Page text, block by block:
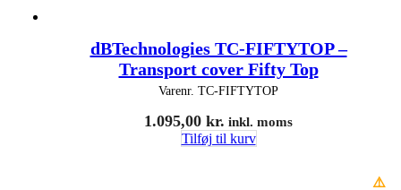
dBTechnologies TC-FIFTYTOP –
Transport cover Fifty Top
Varenr. TC-FIFTYTOP
1.095,00 kr. inkl. moms
Tilføj til kurv
⚠️